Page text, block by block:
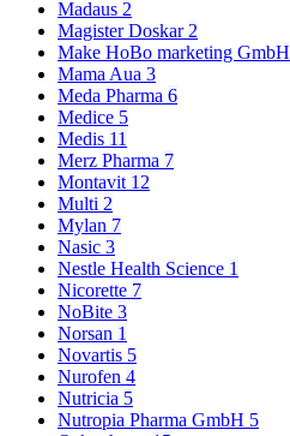
Madaus 2
Magister Doskar 2
Make HoBo marketing GmbH
Mama Aua 3
Meda Pharma 6
Medice 5
Medis 11
Merz Pharma 7
Montavit 12
Multi 2
Mylan 7
Nasic 3
Nestle Health Science 1
Nicorette 7
NoBite 3
Norsan 1
Novartis 5
Nurofen 4
Nutricia 5
Nutropia Pharma GmbH 5